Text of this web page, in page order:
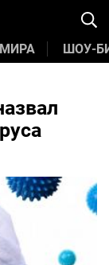
ШОУ-